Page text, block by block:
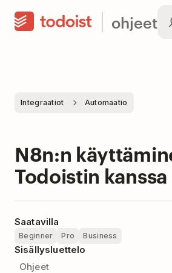
ohjeet
Integraatiot Automaatio
N8n:n
Todoistin kanssa
Saatavilla
Beginner Pro Business
Sisällysluettelo
Ohjeet